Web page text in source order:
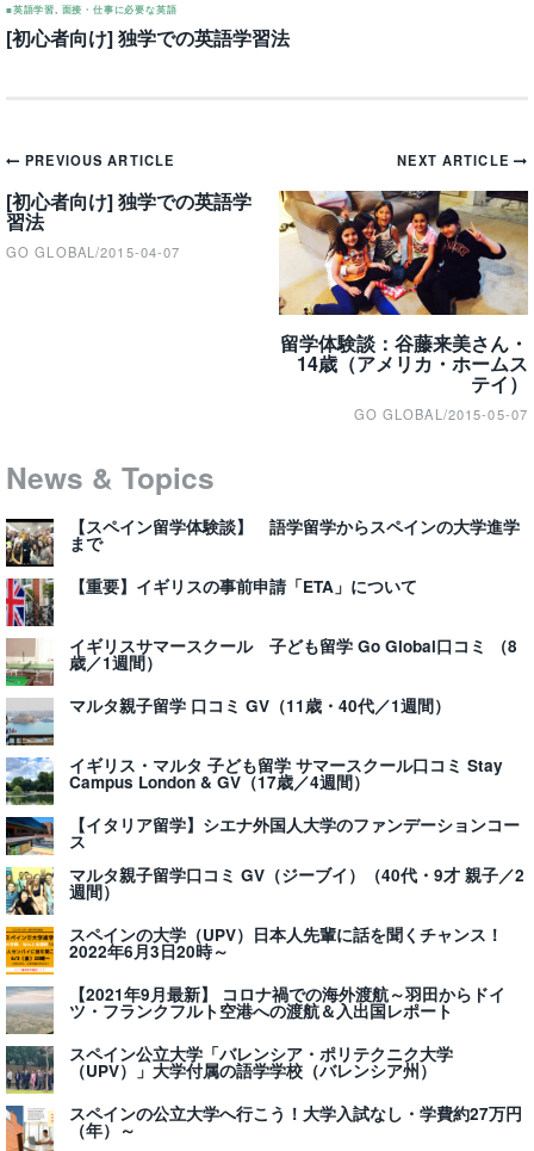
■英語学習 面接・仕事に必要な英語
[初心者向け] 独学での英語学習法
Post
navigation
NEXT ARTICLE
留学体験談：谷藤来美さん・
14歳（アメリカ・ホームス
テイ）
GO GLOBAL/2015-05-07
PREVIOUS ARTICLE
[初心者向け] 独学での英語学
習法
GO GLOBAL/2015-04-07
News & Topics
【スペイン留学体験談】 語学留学からスペインの大学進学
まで
【重要】イギリスの事前申請「ETA」について
イギリスサマースクール 子ども留学 Go Global口コミ （8
歳／1週間）
マルタ親子留学 口コミ GV（11歳・40代／1週間）
イギリス・マルタ 子ども留学 サマースクール口コミ Stay
Campus London & GV（17歳／4週間）
【イタリア留学】シエナ外国人大学のファンデーションコー
ス
マルタ親子留学口コミ GV（ジーブイ）（40代・9才 親子／2
週間）
スペインの大学（UPV）日本人先輩に話を聞くチャンス！
2022年6月3日20時～
【2021年9月最新】 コロナ禍での海外渡航～羽田からドイ
ツ・フランクフルト空港への渡航＆入出国レポート
スペイン公立大学「バレンシア・ポリテクニク大学
（UPV）」大学付属の語学学校（バレンシア州）
スペインの公立大学へ行こう！大学入試なし・学費約27万円
（年）～